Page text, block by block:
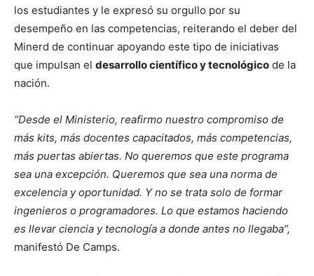
los estudiantes y le expresó su orgullo por su
desempeño en las competencias, reiterando el deber del
Minerd de continuar apoyando este tipo de iniciativas
que impulsan el desarrollo científico y tecnológico de la
nación.
“Desde el Ministerio, reafirmo nuestro compromiso de
más kits, más docentes capacitados, más competencias,
más puertas abiertas. No queremos que este programa
sea una excepción. Queremos que sea una norma de
excelencia y oportunidad. Y no se trata solo de formar
ingenieros o programadores. Lo que estamos haciendo
es llevar ciencia y tecnología a donde antes no llegaba”,
manifestó De Camps.